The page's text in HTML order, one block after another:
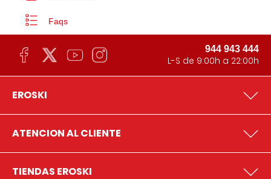
Faqs
944 943 444
L-S de 9:00h a 22:00h
EROSKI
ATENCION AL CLIENTE
TIENDAS EROSKI